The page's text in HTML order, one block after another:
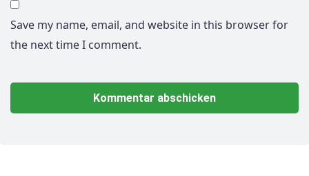
Save my name, email, and website in this browser for
the next time I comment.